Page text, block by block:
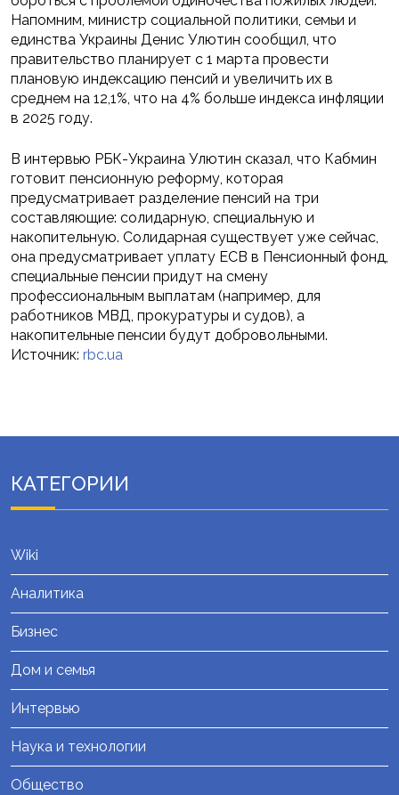
Напомним, министр социальной политики, семьи и
единства Украины Денис Улютин сообщил, что
правительство планирует с 1 марта провести
плановую индексацию пенсий и увеличить их в
среднем на 12,1%, что на 4% больше индекса инфляции
в 2025 году.
В интервью РБК-Украина Улютин сказал, что Кабмин
готовит пенсионную реформу, которая
предусматривает разделение пенсий на три
составляющие: солидарную, специальную и
накопительную. Солидарная существует уже сейчас,
она предусматривает уплату ЕСВ в Пенсионный фонд,
специальные пенсии придут на смену
профессиональным выплатам (например, для
работников МВД, прокуратуры и судов), а
накопительные пенсии будут добровольными.
Источник: rbc.ua
КАТЕГОРИИ
Wiki
Аналитика
Бизнес
Дом и семья
Интервью
Наука и технологии
Общество